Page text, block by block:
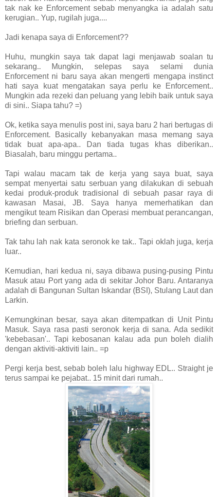
tak nak ke Enforcement sebab menyangka ia adalah satu
kerugian.. Yup, rugilah juga....
Jadi kenapa saya di Enforcement??
Huhu, mungkin saya tak dapat lagi menjawab soalan tu
sekarang.. Mungkin, selepas saya selami dunia
Enforcement ni baru saya akan mengerti mengapa instinct
hati saya kuat mengatakan saya perlu ke Enforcement..
Mungkin ada rezeki dan peluang yang lebih baik untuk saya
di sini.. Siapa tahu? =)
Ok, ketika saya menulis post ini, saya baru 2 hari bertugas di
Enforcement. Basically kebanyakan masa memang saya
tidak buat apa-apa.. Dan tiada tugas khas diberikan..
Biasalah, baru minggu pertama..
Tapi walau macam tak de kerja yang saya buat, saya
sempat menyertai satu serbuan yang dilakukan di sebuah
kedai produk-produk tradisional di sebuah pasar raya di
kawasan Masai, JB. Saya hanya memerhatikan dan
mengikut team Risikan dan Operasi membuat perancangan,
briefing dan serbuan.
Tak tahu lah nak kata seronok ke tak.. Tapi oklah juga, kerja
luar..
Kemudian, hari kedua ni, saya dibawa pusing-pusing Pintu
Masuk atau Port yang ada di sekitar Johor Baru. Antaranya
adalah di Bangunan Sultan Iskandar (BSI), Stulang Laut dan
Larkin.
Kemungkinan besar, saya akan ditempatkan di Unit Pintu
Masuk. Saya rasa pasti seronok kerja di sana. Ada sedikit
'kebebasan'.. Tapi kebosanan kalau ada pun boleh dialih
dengan aktiviti-aktiviti lain.. =p
Pergi kerja best, sebab boleh lalu highway EDL.. Straight je
terus sampai ke pejabat.. 15 minit dari rumah..